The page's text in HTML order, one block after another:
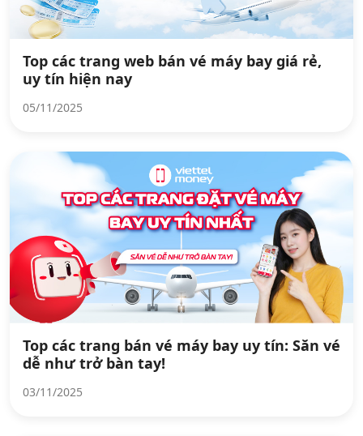
Top các trang web bán vé máy bay giá rẻ,
uy tín hiện nay
05/11/2025
Top các trang bán vé máy bay uy tín: Săn vé
dễ như trở bàn tay!
03/11/2025